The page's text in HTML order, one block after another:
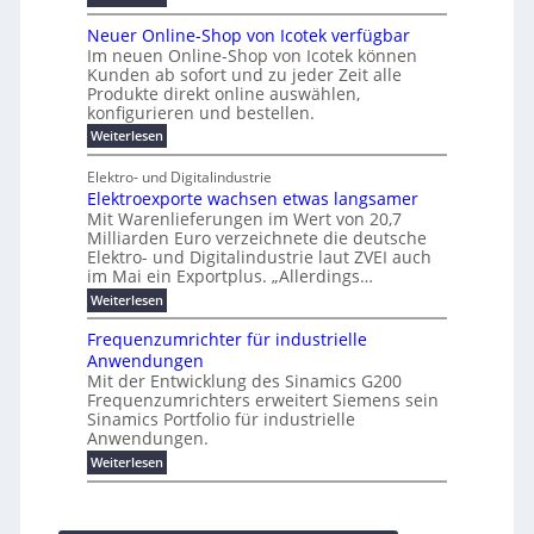
o
k
r
a
t
i
e
t
e
n
r
c
a
t
P
l
u
F
e
s
t
a
b
e
l
m
a
n
a
g
m
e
n
t
r
s
e
n
H
a
l
b
a
h
r
2
0
2
6
e
e
r
W
a
g
o
-
C
E
s
t
e
c
k
e
r
f
ü
S
t
r
ö
m
e
b
i
s
5
A
P
r
o
f
i
n
e
t
f
ü
h
r
e
n
d
e
s
i
n
u
s
t
r
i
e
l
l
e
t
Neuer Online-Shop von Icotek verfügbar
Im neuen Online-Shop von Icotek können
Kunden ab sofort und zu jeder Zeit alle
Produkte direkt online auswählen,
konfigurieren und bestellen.
Weiterlesen:
N
e
u
e
r
O
n
l
i
n
e
-
S
h
o
p
v
o
n
I
c
Elektro- und Digitalindustrie
Elektroexporte wachsen etwas langsamer
Mit Warenlieferungen im Wert von 20,7
Milliarden Euro verzeichnete die deutsche
Elektro- und Digitalindustrie laut ZVEI auch
im Mai ein Exportplus. „Allerdings…
Weiterlesen:
E
e
k
t
r
o
e
x
p
o
Frequenzumrichter für industrielle
Anwendungen
Mit der Entwicklung des Sinamics G200
Frequenzumrichters erweitert Siemens sein
Sinamics Portfolio für industrielle
Anwendungen.
Weiterlesen:
F
q